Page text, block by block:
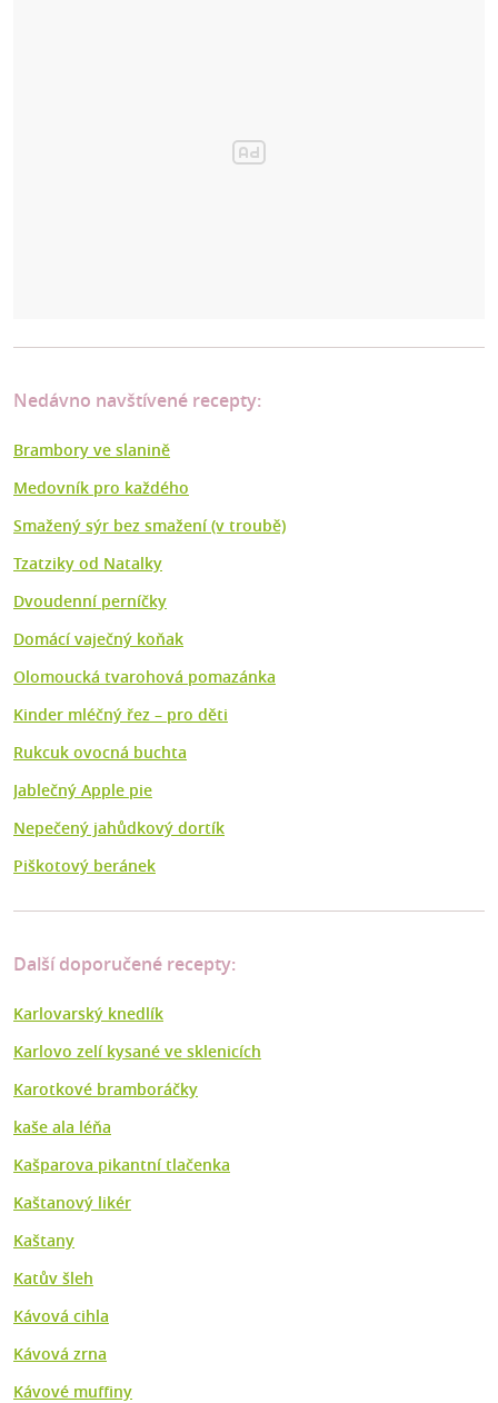
Nedávno navštívené recepty:
Brambory ve slanině
Medovník pro každého
Smažený sýr bez smažení (v troubě)
Tzatziky od Natalky
Dvoudenní perníčky
Domácí vaječný koňak
Olomoucká tvarohová pomazánka
Kinder mléčný řez – pro děti
Rukcuk ovocná buchta
Jablečný Apple pie
Nepečený jahůdkový dortík
Piškotový beránek
Další doporučené recepty:
Karlovarský knedlík
Karlovo zelí kysané ve sklenicích
Karotkové bramboráčky
kaše ala léňa
Kašparova pikantní tlačenka
Kaštanový likér
Kaštany
Katův šleh
Kávová cihla
Kávová zrna
Kávové muffiny